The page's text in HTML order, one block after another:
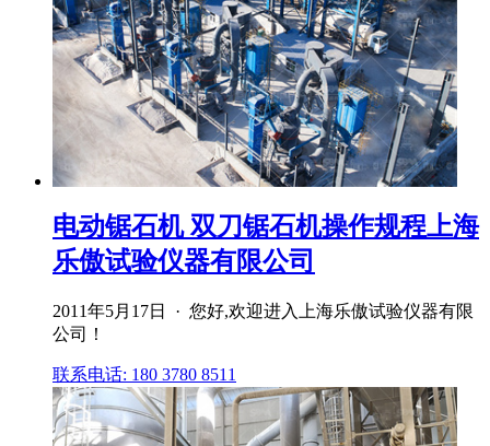
电动锯石机 双刀锯石机操作规程上海
乐傲试验仪器有限公司
2011年5月17日 · 您好,欢迎进入上海乐傲试验仪器有限
公司！
联系电话: 180 3780 8511